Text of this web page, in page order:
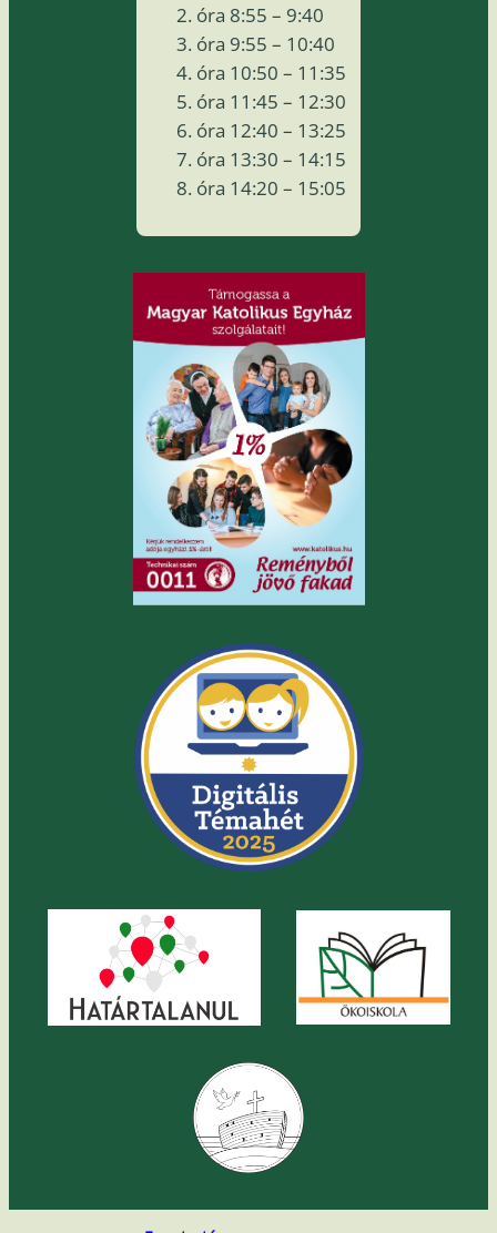
óra 8:55 – 9:40
óra 9:55 – 10:40
óra 10:50 – 11:35
óra 11:45 – 12:30
óra 12:40 – 13:25
óra 13:30 – 14:15
óra 14:20 – 15:05